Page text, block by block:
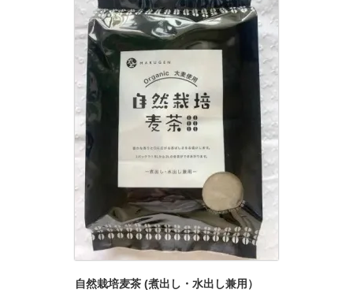
自然栽培麦茶 (煮出し・水出し兼用）